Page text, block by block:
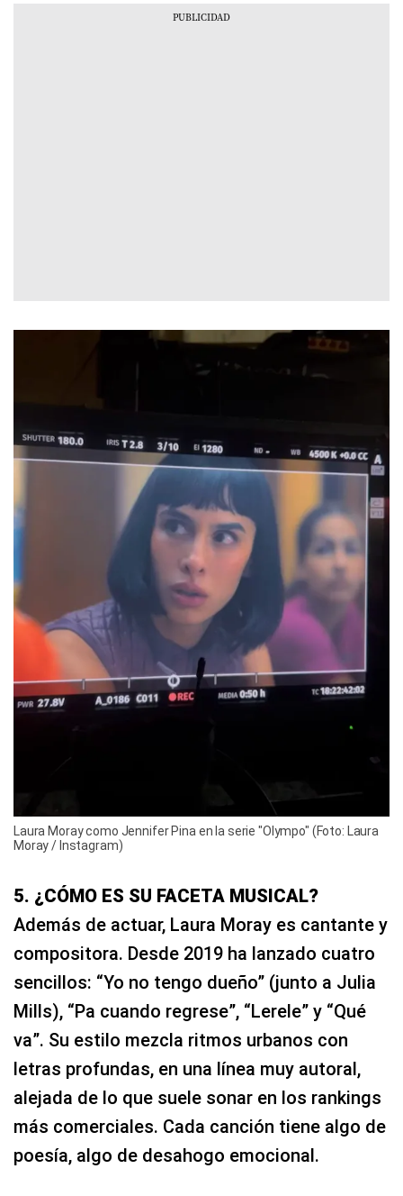
Laura Moray como Jennifer Pina en la serie "Olympo" (Foto: Laura
Moray / Instagram)
5. ¿CÓMO ES SU FACETA MUSICAL?
Además de actuar, Laura Moray es cantante y
compositora. Desde 2019 ha lanzado cuatro
sencillos: “Yo no tengo dueño” (junto a Julia
Mills), “Pa cuando regrese”, “Lerele” y “Qué
va”. Su estilo mezcla ritmos urbanos con
letras profundas, en una línea muy autoral,
alejada de lo que suele sonar en los rankings
más comerciales. Cada canción tiene algo de
poesía, algo de desahogo emocional.